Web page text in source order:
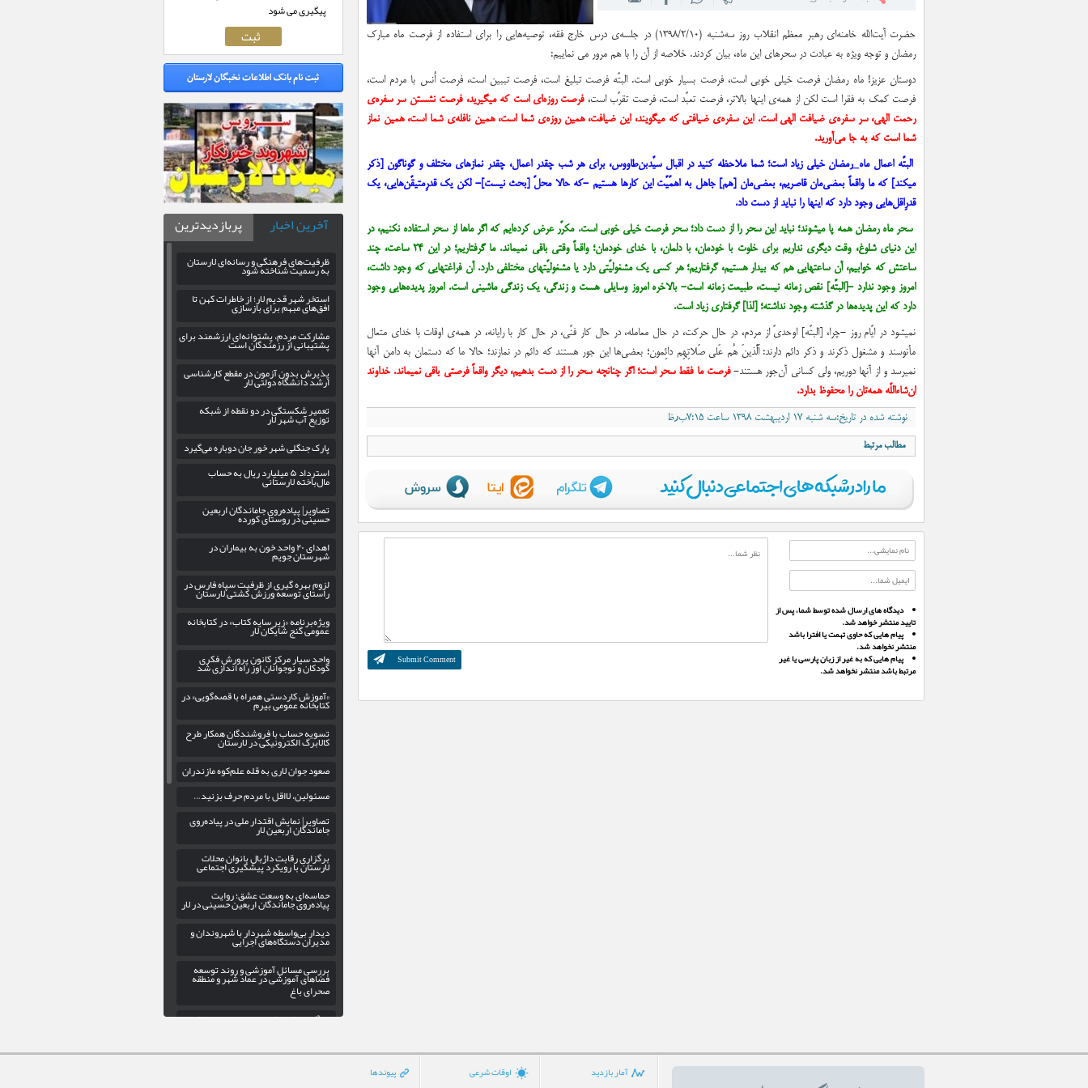
لزوم بهره‌ گیری از ظرفیت سپاه فارس در راستای توسعه ورزش کشتی لارستان
حضرت آیت‌الله خامنه‌ای رهبر معظم انقلاب روز سه‌شنبه (۱۳۹۸/۲/۱۰) در جلسه‌ی درس خارج فقه، توصیه‌هایی را برای استفاده از فرصت ماه مبارک
رمضان و توجه ویژه به عبادت در سحرهای این ماه، بیان کردند. خلاصه از آن را با هم مرور می نماییم:
دوستان عزیز! ماه رمضان فرصت خیلی خوبی است، فرصت بسیار خوبی است. البتّه فرصت تبلیغ است، فرصت تببین است، فرصت اُنس با مردم است،
فرصت کمک به فقرا است لکن از همه‌ی اینها بالاتر، فرصت تعبّد است، فرصت تقرّب است،فرصت روزه‌ای است که میگیرید، فرصت نشستن سر سفره‌ی
رحمت الهی،‌ سر سفره‌ی ضیافت الهی است. این سفره‌ی ضیافتی که میگویند، این ضیافت، همین روزه‌ی شما است، همین نافله‌ی شما است، همین نماز
شما است که به جا می‌آورید.
البتّه اعمال ماه_رمضان خیلی زیاد است؛ شما ملاحظه کنید در اقبال سیّدبن‌طاووس، برای هر شب چقدر اعمال، چقدر نمازهای مختلف و گوناگون [ذکر
میکند] که ما واقعاً بعضی‌مان قاصریم، بعضی‌مان [هم] جاهل به اهمّیّت این کارها هستیم -که حالا محلّ [بحث نیست]- لکن یک قدرِ‌‌‌متیقّن‌هایی، یک
قدرِ‌اقل‌هایی وجود دارد که اینها را نباید از دست داد.
سحر ماه رمضان همه پا میشوند؛ نباید این سحر را از دست داد؛ سحر فرصت خیلی خوبی است. مکرّر عرض کرده‌ایم که اگر ماها از سحر استفاده نکنیم، در
این دنیای شلوغ، وقت دیگری نداریم برای خلوت با خودمان، با دلمان، با خدای خودمان؛ واقعاً وقتی باقی نمیماند. ما گرفتاریم؛ در این ۲۴ ساعت، چند
ساعتش که خوابیم، آن ساعتهایی هم که بیدار هستیم، گرفتاریم؛ هر کسی یک مشغولیّتی دارد یا مشغولیّتهای مختلفی دارد. آن فراغتهایی که وجود داشت،
امروز وجود ندارد -[البتّه] نقص زمانه نیست، طبیعت زمانه است- بالاخره امروز وسایلی هست و زندگی، یک زندگی ماشینی است. امروز پدیده‌هایی وجود
دارد که این پدیده‌ها در گذشته وجود نداشته؛ [لذا] گرفتاری زیاد است.
نمیشود در ایّام روز -چرا، [البتّه] اوحدیّ از مردم، در حال حرکت، در حال معامله، در حال کار فنّی، در حال کار با رایانه، در همه‌ی اوقات با خدای متعال
مأنوسند و مشغول ذکرند و ذکر دائم دارند: اَلَّذینَ هُم عَلی صَلاتِهِم دائِمون؛ بعضی‌ها این ‌جور هستند که دائم در نمازند؛ حالا ما که دستمان به دامن آنها
نمیرسد و از آنها دوریم، ولی کسانی آن‌جور هستند-فرصت ما فقط سحر است؛ اگر چنانچه سحر را از دست بدهیم، دیگر واقعاً فرصتی باقی نمیماند. خداوند
ان‌شاء‌اللّه همه‌تان را محفوظ بدارد.
نوشته شده در تاریخ:سه شنبه ۱۷ اردیبهشت ۱۳۹۸ ساعت ۷:۱۵ب٫ظ
مطالب مرتبط
دیدگاه های ارسال شده توسط شما، پس از
تایید منتشر خواهد شد.
پیام هایی که حاوی تهمت یا افترا باشد
منتشر نخواهد شد.
پیام هایی که به غیر از زبان پارسی یا غیر
مرتبط باشد منتشر نخواهد شد.
پیگیری می شود
آخرین اخبار پربازدیدترین
ظرفیت‌های فرهنگی و رسانه‌ای لارستان
به رسمیت شناخته شود
استخر شهر قدیم لار؛ از خاطرات کهن تا
افق‌های مبهم برای بازسازی
مشارکت مردم، پشتوانه‌ای ارزشمند برای
پشتیبانی از رزمندگان است
پذیرش بدون آزمون در مقطع کارشناسی
ارشد دانشگاه دولتی لار
تعمیر شکستگی در دو نقطه از شبکه
توزیع آب شهر لار
پارک جنگلی شهر خور جان دوباره می‌گیرد
استرداد ۵ میلیارد ریال به حسابمال‌باخته لارستانی
تصاویر| پیاده‌روی جاماندگان اربعین
حسینی در روستای کورده
اهدای ۲۰ واحد خون به بیماران درشهرستان جویم
لزوم بهره‌ گیری از ظرفیت سپاه فارس در
راستای توسعه ورزش کشتی لارستان
ویژه‌برنامه «زیر سایه کتاب» در کتابخانه
عمومی گنج شایگان لار
واحد سیار مرکز کانون پرورش فکری
کودکان و نوجوانان اوز راه اندازی شد
«آموزش کاردستی همراه با قصه‌گویی» در
کتابخانه عمومی بیرم
تسویه حساب با فروشندگان همکار طرح
کالابرگ الکترونیکی در لارستان
صعود جوان لاری به قله علم‌کوه مازندران
مسئولین، لااقل با مردم حرف بزنید…
تصاویر| نمایش اقتدار ملی در پیاده‌روی
جاماندگان اربعین لار
برگزاری رقابت داژبال بانوان محلات
لارستان با رویکرد پیشگیری اجتماعی
حماسه‌ای به وسعت عشق؛ روایت
پیاده‌روی جاماندگان اربعین حسینی در لار
دیدار بی‌واسطه شهردار با شهروندان و
مدیران دستگاه‌های اجرایی
بررسی مسائل آموزشی و روند توسعه
فضاهای آموزشی در عماد شهر و منطقه
صحرای باغ
ناوگان حمل‌ونقل عمومی در خدمت زائران
افتخارآفرینی دوباره دانش‌آموز لارستانی
آمار بازدید اوقات شرعی پیوندها